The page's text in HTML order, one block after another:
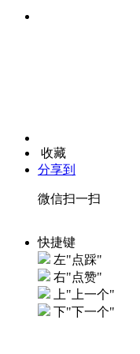
收藏
分享到
微信扫一扫
快捷键
左"点踩"
右"点赞"
上"上一个"
下"下一个"